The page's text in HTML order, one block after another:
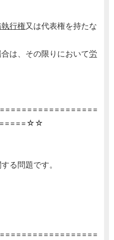
行権又は代表権を持たな
は、その限りにおいて労
る問題です。